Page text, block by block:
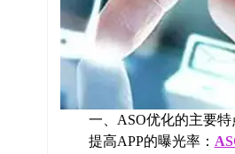
一、ASO优化的主要特
提高APP的曝光率：